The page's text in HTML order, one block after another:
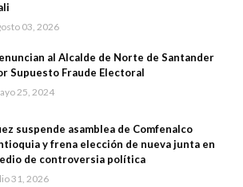
03, 2026
al Alcalde de Norte de Santander
Supuesto Fraude Electoral
25, 2024
suspende asamblea de Comfenalco
y frena elección de nueva junta en
de controversia política
31, 2026